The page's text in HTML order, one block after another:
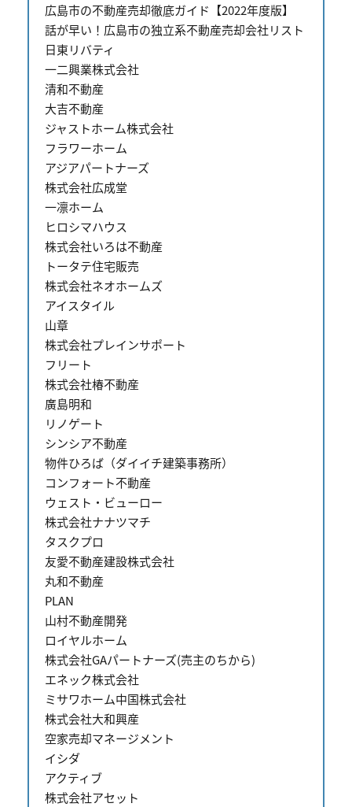
広島市の不動産売却徹底ガイド【2022年度版】
話が早い！広島市の独立系不動産売却会社リスト
日東リバティ
一二興業株式会社
清和不動産
大吉不動産
ジャストホーム株式会社
フラワーホーム
アジアパートナーズ
株式会社広成堂
一凛ホーム
ヒロシマハウス
株式会社いろは不動産
トータテ住宅販売
株式会社ネオホームズ
アイスタイル
山章
株式会社プレインサポート
フリート
株式会社椿不動産
廣島明和
リノゲート
シンシア不動産
物件ひろば（ダイイチ建築事務所）
コンフォート不動産
ウェスト・ビューロー
株式会社ナナツマチ
タスクプロ
友愛不動産建設株式会社
丸和不動産
PLAN
山村不動産開発
ロイヤルホーム
株式会社GAパートナーズ(売主のちから)
エネック株式会社
ミサワホーム中国株式会社
株式会社大和興産
空家売却マネージメント
イシダ
アクティブ
株式会社アセット